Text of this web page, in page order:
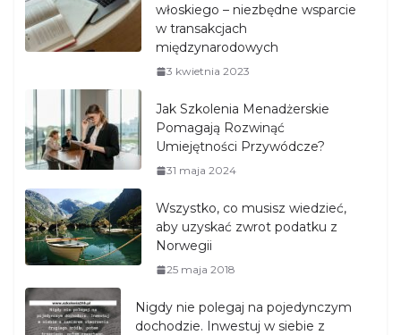
włoskiego – niezbędne wsparcie
w transakcjach
międzynarodowych
3 kwietnia 2023
Jak Szkolenia Menadżerskie
Pomagają Rozwinąć
Umiejętności Przywódcze?
31 maja 2024
Wszystko, co musisz wiedzieć,
aby uzyskać zwrot podatku z
Norwegii
25 maja 2018
Nigdy nie polegaj na pojedynczym
dochodzie. Inwestuj w siebie z